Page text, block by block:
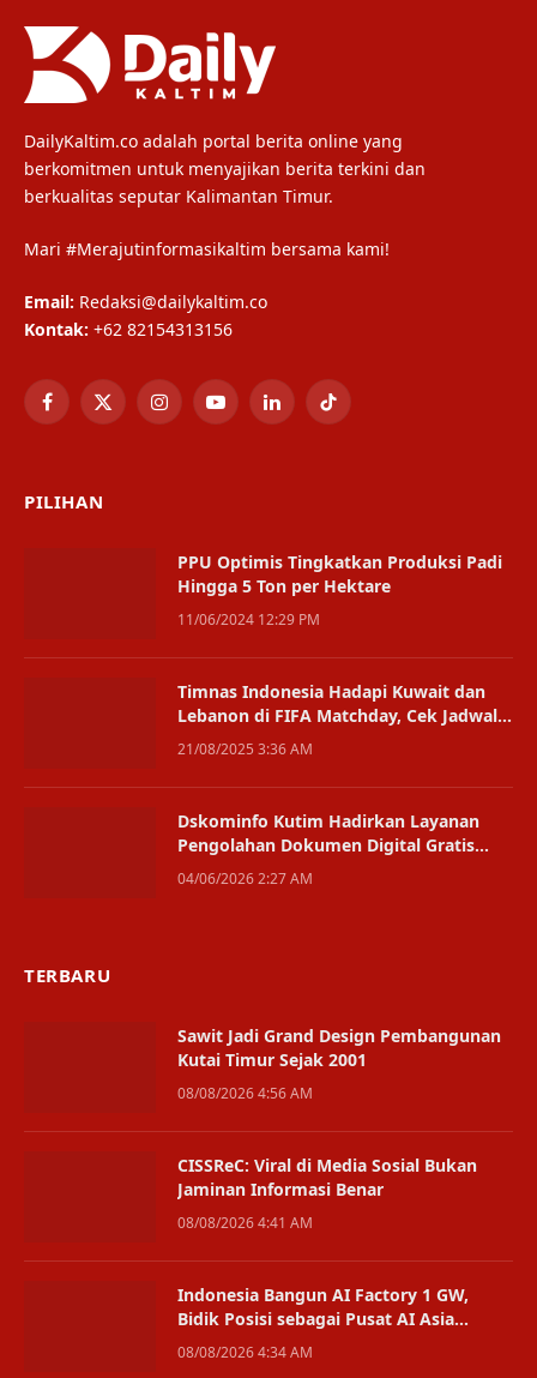
DailyKaltim.co adalah portal berita online yang
berkomitmen untuk menyajikan berita terkini dan
berkualitas seputar Kalimantan Timur.
Mari #Merajutinformasikaltim bersama kami!
Email: Redaksi@dailykaltim.co
Kontak: +62 82154313156
Facebook
X
InstagramYouTubeLinkedInTikTok
PILIHAN
PPU Optimis Tingkatkan Produksi Padi
Hingga 5 Ton per Hektare
11/06/2024 12:29 PM
Timnas Indonesia Hadapi Kuwait dan
Lebanon di FIFA Matchday, Cek Jadwal
dan Harga Tiketnya
21/08/2025 3:36 AM
Dskominfo Kutim Hadirkan Layanan
Pengolahan Dokumen Digital Gratis
Berbasis Web
04/06/2026 2:27 AM
TERBARU
Sawit Jadi Grand Design Pembangunan
Kutai Timur Sejak 2001
08/08/2026 4:56 AM
CISSReC: Viral di Media Sosial Bukan
Jaminan Informasi Benar
08/08/2026 4:41 AM
Indonesia Bangun AI Factory 1 GW,
Bidik Posisi sebagai Pusat AI Asia
Tenggara
08/08/2026 4:34 AM